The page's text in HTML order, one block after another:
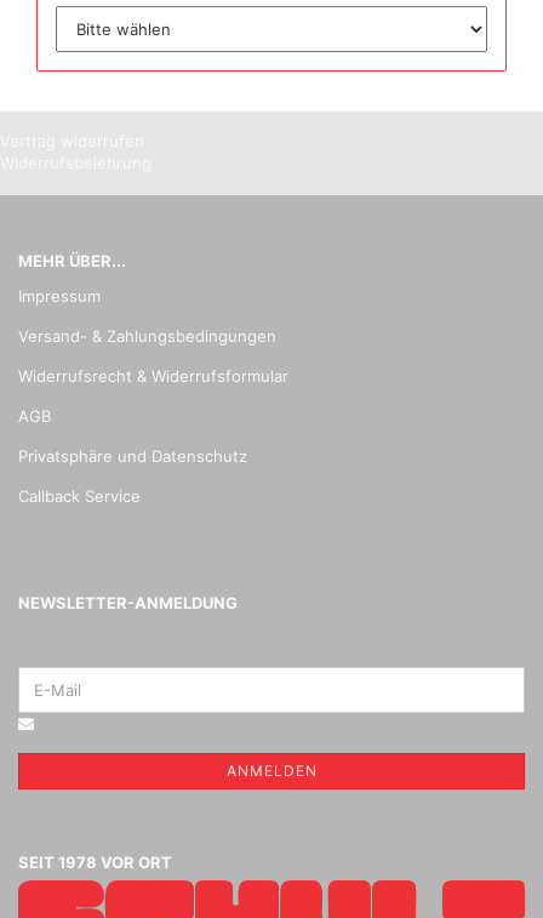
MEHR ÜBER...
Impressum
Versand- & Zahlungsbedingungen
Widerrufsrecht & Widerrufsformular
AGB
Privatsphäre und Datenschutz
Callback Service
NEWSLETTER-ANMELDUNG
ANMELDEN
SEIT 1978 VOR ORT